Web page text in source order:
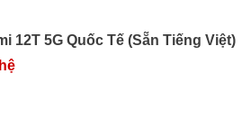
12T 5G Quốc Tế (Sẵn Tiếng Việt)